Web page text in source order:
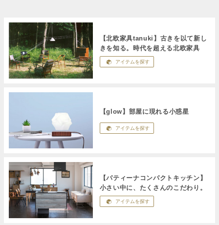
【北欧家具tanuki】古きを以て新し
きを知る。時代を超える北欧家具
アイテムを探す
【glow】部屋に現れる小惑星
アイテムを探す
【パティーナコンパクトキッチン】
小さい中に、たくさんのこだわり。
アイテムを探す